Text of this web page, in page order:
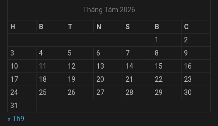
Tháng Tám 2026
H B T N S B
C
1
2
3
4 5 6 7 8
9
10
11 12 13 14 15
16
17
18 19 20 21 22
23
24
25 26 27 28 29
30
31
« Th9